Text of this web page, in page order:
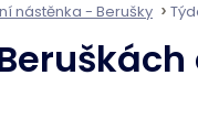
nástěnka - Berušky